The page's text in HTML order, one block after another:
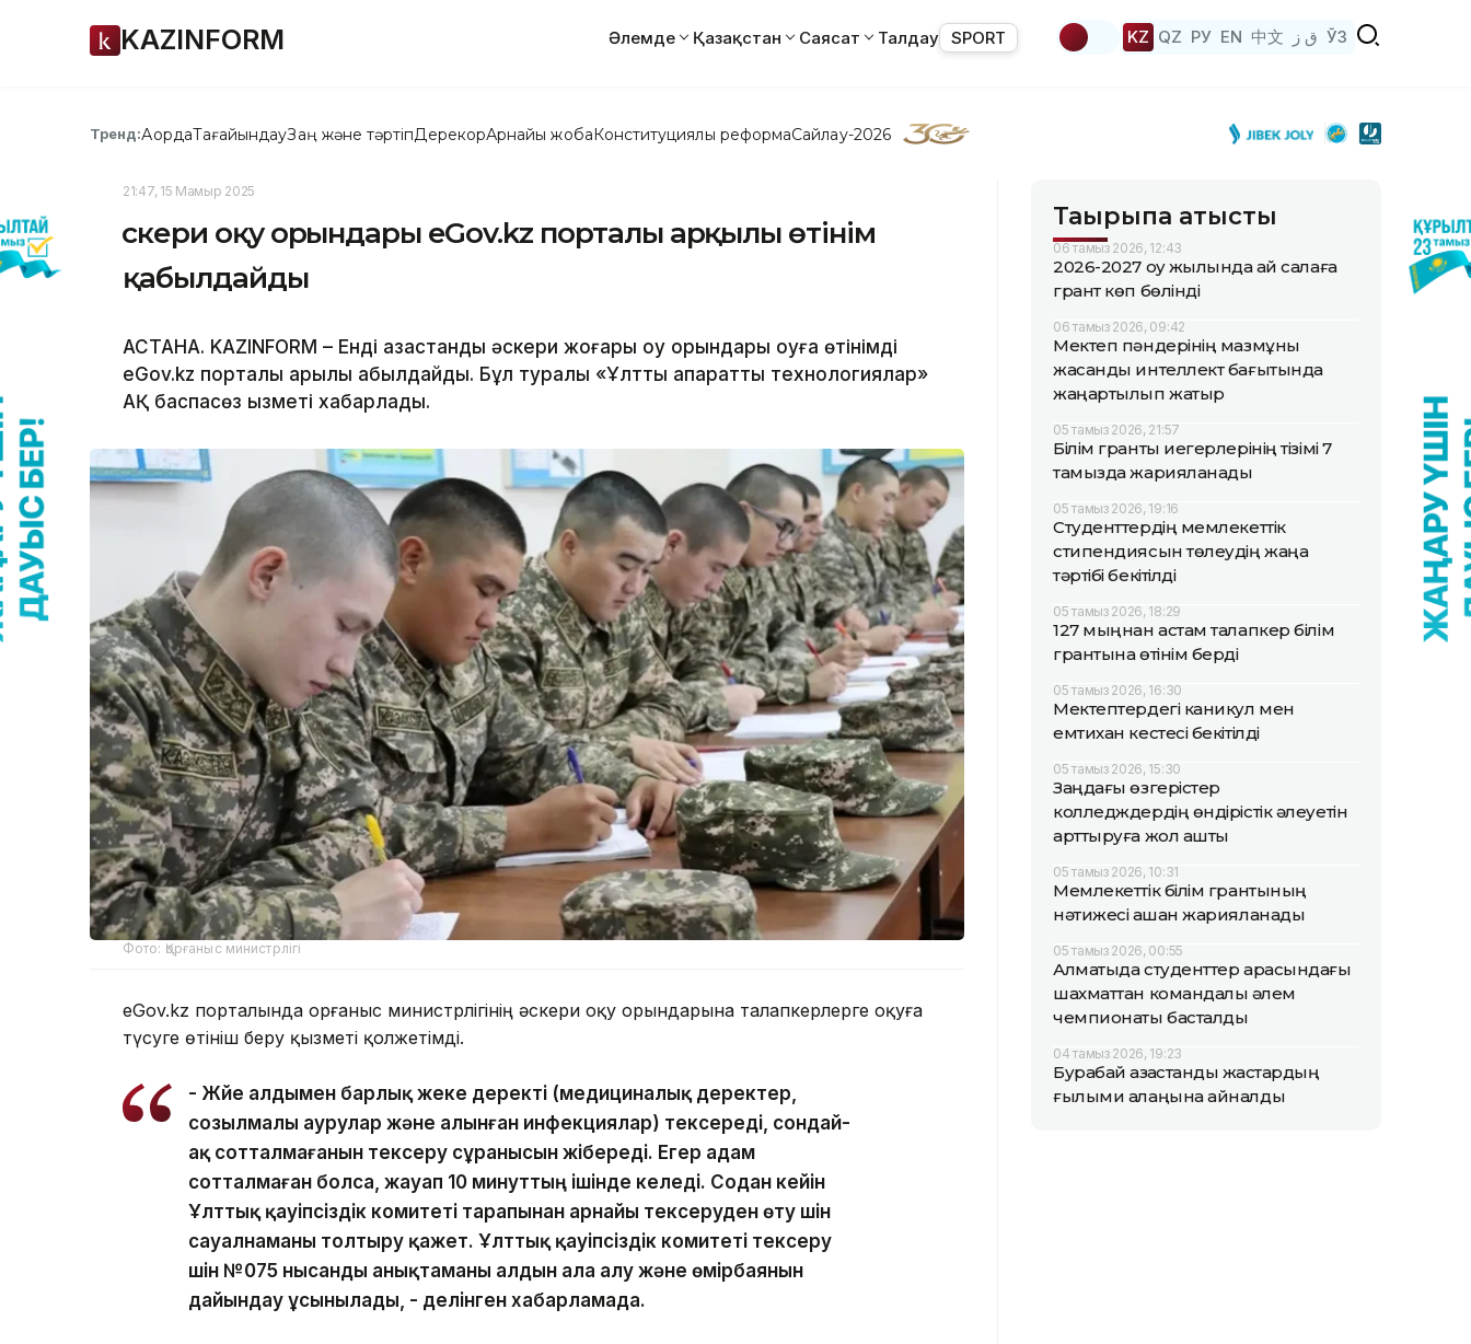
KAZINFORM Әлемде Қазақстан Саясат Талдау SPORT KZ QZ РУ EN 中文 ق ز ЎЗ
Тренд:АқордаТағайындауЗаң және тәртіпДерекқорАрнайы жобаКонституциялық реформаСайлау-2026
21:47, 15 Мамыр 2025
Әскери оқу орындары eGov.kz порталы арқылы өтінім
қабылдайды
АСТАНА. KAZINFORM – Енді қазақстандық әскери жоғары оқу орындары оқуға өтінімді
eGov.kz порталы арқылы қабылдайды. Бұл туралы «Ұлттық ақпараттық технологиялар»
АҚ баспасөз қызметі хабарлады.
Фото: Қорғаныс министрлігі
eGov.kz порталында Қорғаныс министрлігінің әскери оқу орындарына талапкерлерге оқуға
түсуге өтініш беру қызметі қолжетімді.
- Жүйе алдымен барлық жеке деректі (медициналық деректер,
созылмалы аурулар және алынған инфекциялар) тексереді, сондай-
ақ сотталмағанын тексеру сұранысын жібереді. Егер адам
сотталмаған болса, жауап 10 минуттың ішінде келеді. Содан кейін
Ұлттық қауіпсіздік комитеті тарапынан арнайы тексеруден өту үшін
сауалнаманы толтыру қажет. Ұлттық қауіпсіздік комитеті тексеру
үшін №075 нысанды анықтаманы алдын ала алу және өмірбаянын
дайындау ұсынылады, - делінген хабарламада.
Тақырыпқа қатысты
06 тамыз 2026, 12:43
2026-2027 оқу жылында қай салаға
грант көп бөлінді
06 тамыз 2026, 09:42
Мектеп пәндерінің мазмұны
жасанды интеллект бағытында
жаңартылып жатыр
05 тамыз 2026, 21:57
Білім гранты иегерлерінің тізімі 7
тамызда жарияланады
05 тамыз 2026, 19:16
Студенттердің мемлекеттік
стипендиясын төлеудің жаңа
тәртібі бекітілді
05 тамыз 2026, 18:29
127 мыңнан астам талапкер білім
грантына өтінім берді
05 тамыз 2026, 16:30
Мектептердегі каникул мен
емтихан кестесі бекітілді
05 тамыз 2026, 15:30
Заңдағы өзгерістер
колледждердің өндірістік әлеуетін
арттыруға жол ашты
05 тамыз 2026, 10:31
Мемлекеттік білім грантының
нәтижесі қашан жарияланады
05 тамыз 2026, 00:55
Алматыда студенттер арасындағы
шахматтан командалық әлем
чемпионаты басталды
04 тамыз 2026, 19:23
Бурабай қазақстандық жастардың
ғылыми алаңына айналды